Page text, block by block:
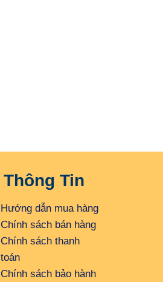
Thông Tin
Hướng dẫn mua hàng
Chính sách bán hàng
Chính sách thanh
toán
Chính sách bảo hành